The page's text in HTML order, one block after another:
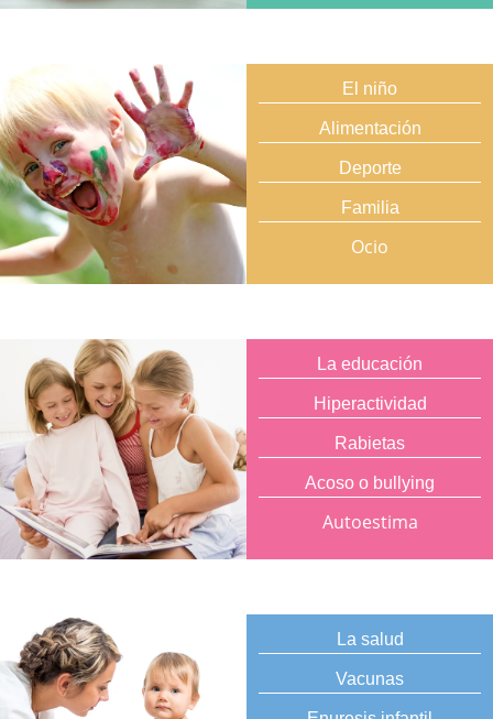
El niño
Alimentación
Deporte
Familia
Ocio
La educación
Hiperactividad
Rabietas
Acoso o bullying
Autoestima
La salud
Vacunas